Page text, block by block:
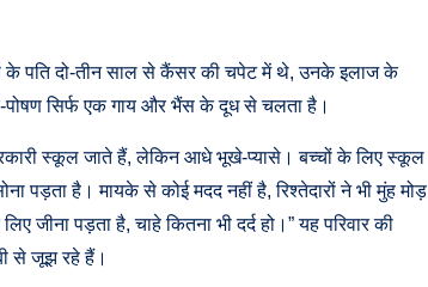
के पति दो-तीन साल से कैंसर की चपेट में थे, उनके इलाज के
पोषण सिर्फ एक गाय और भैंस के दूध से चलता है।
स्कूल जाते हैं, लेकिन आधे भूखे-प्यासे। बच्चों के लिए स्कूल
पड़ता है। मायके से कोई मदद नहीं है, रिश्तेदारों ने भी मुंह मोड़
जीना पड़ता है, चाहे कितना भी दर्द हो।” यह परिवार की
से जूझ रहे हैं।